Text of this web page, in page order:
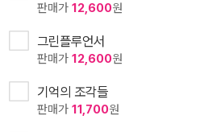
판매가 12,600원
그린플루언서
판매가 12,600원
기억의 조각들
판매가 11,700원